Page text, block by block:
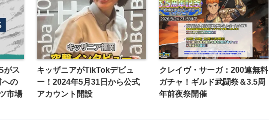
がス
への
市場
キッザニアがTikTokデビュ
ー！2024年5月31日から公式
アカウント開設
クレイヴ・サーガ：200連無料
ガチャ！ギルド武闘祭＆3.5周
年前夜祭開催